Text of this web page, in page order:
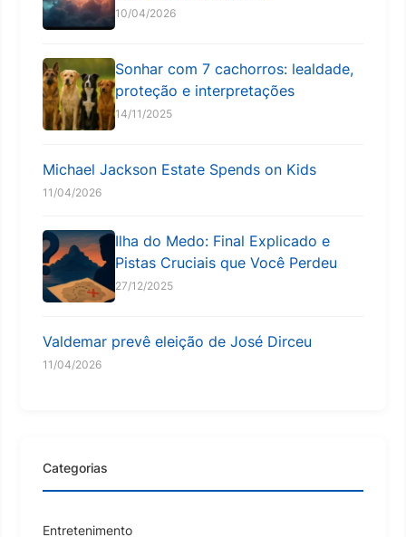
10/04/2026
Sonhar com 7 cachorros: lealdade,
proteção e interpretações
14/11/2025
Michael Jackson Estate Spends on Kids
11/04/2026
Ilha do Medo: Final Explicado e
Pistas Cruciais que Você Perdeu
27/12/2025
Valdemar prevê eleição de José Dirceu
11/04/2026
Categorias
Entretenimento